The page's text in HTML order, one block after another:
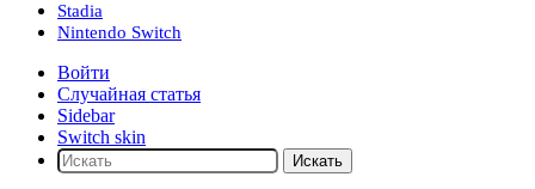
Stadia
Nintendo Switch
Войти
Случайная статья
Sidebar
Switch skin
Искать